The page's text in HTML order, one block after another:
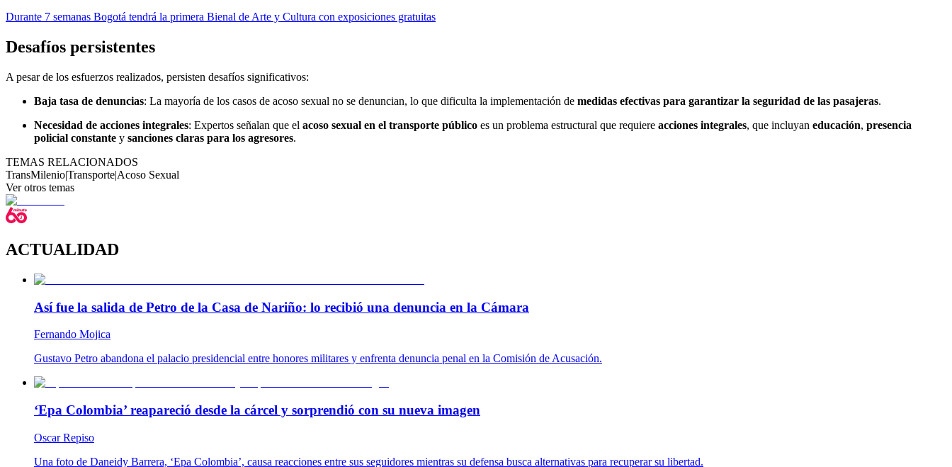
Durante 7 semanas Bogotá tendrá la primera Bienal de Arte y Cultura con exposiciones gratuitas
Desafíos persistentes
A pesar de los esfuerzos realizados, persisten desafíos significativos:
Baja tasa de denuncias: La mayoría de los casos de acoso sexual no se denuncian, lo que dificulta la implementación de medidas efectivas para garantizar la seguridad de las pasajeras.
Necesidad de acciones integrales: Expertos señalan que el acoso sexual en el transporte público es un problema estructural que requiere acciones integrales, que incluyan educación, presencia
policial constante y sanciones claras para los agresores.
TEMAS RELACIONADOS
TransMilenio|Transporte|Acoso Sexual
Ver otros temas
ACTUALIDAD
Así fue la salida de Petro de la Casa de Nariño: lo recibió una denuncia en la Cámara
Fernando Mojica
Gustavo Petro abandona el palacio presidencial entre honores militares y enfrenta denuncia penal en la Comisión de Acusación.
‘Epa Colombia’ reapareció desde la cárcel y sorprendió con su nueva imagen
Oscar Repiso
Una foto de Daneidy Barrera, ‘Epa Colombia’, causa reacciones entre sus seguidores mientras su defensa busca alternativas para recuperar su libertad.